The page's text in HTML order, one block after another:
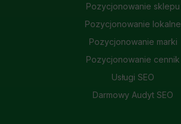
Pozycjonowanie sklepu
Pozycjonowanie lokalne
Pozycjonowanie marki
Pozycjonowanie cennik
Usługi SEO
Darmowy Audyt SEO